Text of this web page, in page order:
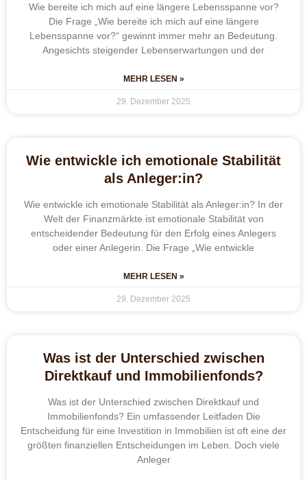
Wie bereite ich mich auf eine längere Lebensspanne vor?
Die Frage „Wie bereite ich mich auf eine längere
Lebensspanne vor?“ gewinnt immer mehr an Bedeutung.
Angesichts steigender Lebenserwartungen und der
MEHR LESEN »
29. Dezember 2025
Wie entwickle ich emotionale Stabilität
als Anleger:in?
Wie entwickle ich emotionale Stabilität als Anleger:in? In der
Welt der Finanzmärkte ist emotionale Stabilität von
entscheidender Bedeutung für den Erfolg eines Anlegers
oder einer Anlegerin. Die Frage „Wie entwickle
MEHR LESEN »
29. Dezember 2025
Was ist der Unterschied zwischen
Direktkauf und Immobilienfonds?
Was ist der Unterschied zwischen Direktkauf und
Immobilienfonds? Ein umfassender Leitfaden Die
Entscheidung für eine Investition in Immobilien ist oft eine der
größten finanziellen Entscheidungen im Leben. Doch viele
Anleger